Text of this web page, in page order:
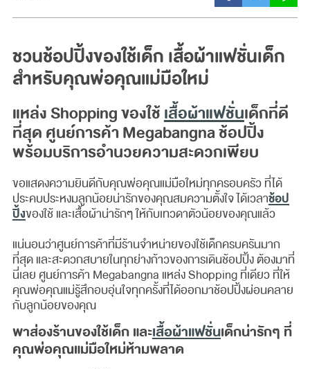
ชวนช้อปปิ้งของใช้เด็ก เสื้อผ้าแฟชั่นเด็ก
สำหรับคุณพ่อคุณแม่มือใหม่
แหล่ง Shopping ของใช้เสื้อผ้าแฟชั่นเด็กที่ดี
ที่สุด ศูนย์การค้า Megabangna ช้อปปิ้ง
พร้อมบริการอำนวยความสะดวกเพียบ
ขอแสดงความยินดีกับคุณพ่อคุณแม่มือใหม่ทุกครอบครัว ที่ได้
ประคบประหงมลูกน้อยน่ารักของคุณสมความตั้งใจ ได้เวลาช้อป
ปิ้งของใช้ และเสื้อผ้าน่ารักๆ ให้กับเทวดาตัวน้อยของคุณแล้ว
แน่นอนว่าศูนย์การค้าที่มีร้านจำหน่ายของใช้เด็กครบครันมาก
ที่สุด และสะดวกสบายในทุกย่างก้าวของการเดินช้อปปิ้ง ต้องมาที่
นี่เลย ศูนย์การค้า Megabangna แหล่ง Shopping ที่เดียว ที่ให้
คุณพ่อคุณแม่รู้สึกอบอุ่นใจทุกครั้งที่ได้ออกมาช้อปปิ้งผ่อนคลาย
กับลูกน้อยของคุณ
พาส่องร้านของใช้เด็ก และเสื้อผ้าแฟชั่นเด็กน่ารักๆ ที่
คุณพ่อคุณแม่มือใหม่ห้ามพลาด